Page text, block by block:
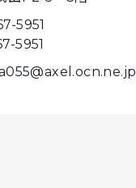
5951
5951